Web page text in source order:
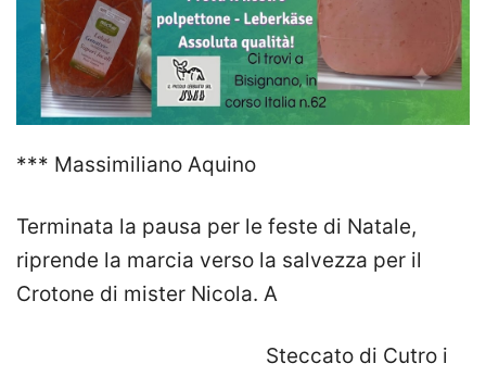
*** Massimiliano Aquino
Terminata la pausa per le feste di Natale,
riprende la marcia verso la salvezza per il
Crotone di mister Nicola. A
Steccato di Cutro i